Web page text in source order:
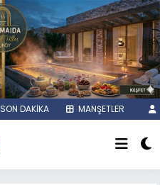
SON DAKİKA MANŞETLER